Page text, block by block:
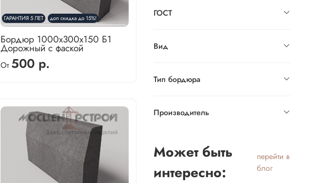
ГАРАНТИЯ 5 ЛЕТ доп скидка до 15%!
Бордюр 1000х300х150 Б1
Дорожный с фаской
От 500 р.
ГОСТ
Вид
Тип бордюра
Производитель
Может быть
интересно:
перейти в
блог